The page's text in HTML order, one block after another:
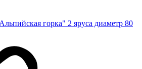
горка" 2 яруса диаметр 80